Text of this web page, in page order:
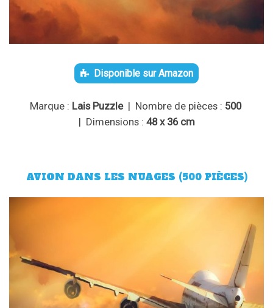
Disponible sur Amazon
Marque : Lais Puzzle| Nombre de pièces : 500
| Dimensions : 48 x 36 cm
AVION DANS LES NUAGES (500 PIÈCES)